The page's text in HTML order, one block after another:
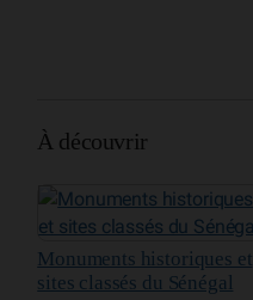
À découvrir
Monuments historiques et
sites classés du Sénégal